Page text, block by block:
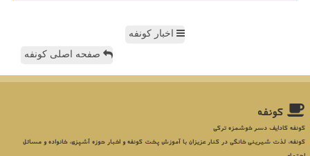
اخبار کونفه
صفحه اصلی کونفه
كونفه
کونفه کادایف دسر خوشمزه ترکی
کونفه، لذت شیرینی خانگی در کنار عزیزان با آموزش پخت کونفه و اخبار حوزه آشپزی، خانواده و مسائل